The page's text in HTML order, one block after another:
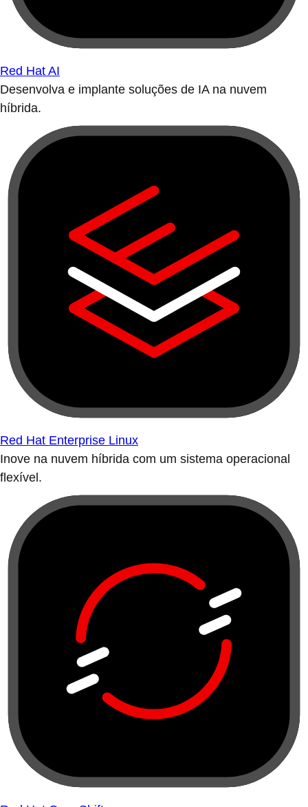
Red Hat AI
Desenvolva e implante soluções de IA na nuvem
híbrida.
Red Hat Enterprise Linux
Inove na nuvem híbrida com um sistema operacional
flexível.